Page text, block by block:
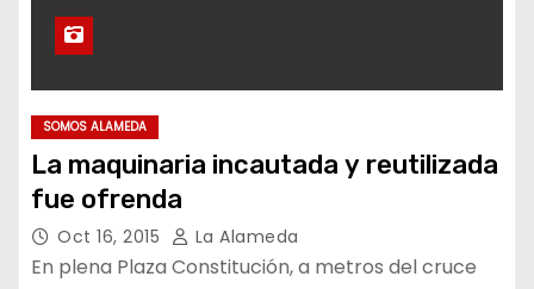
SOMOS ALAMEDA
La maquinaria incautada y reutilizada
fue ofrenda
Oct 16, 2015 La Alameda
En plena Plaza Constitución, a metros del cruce